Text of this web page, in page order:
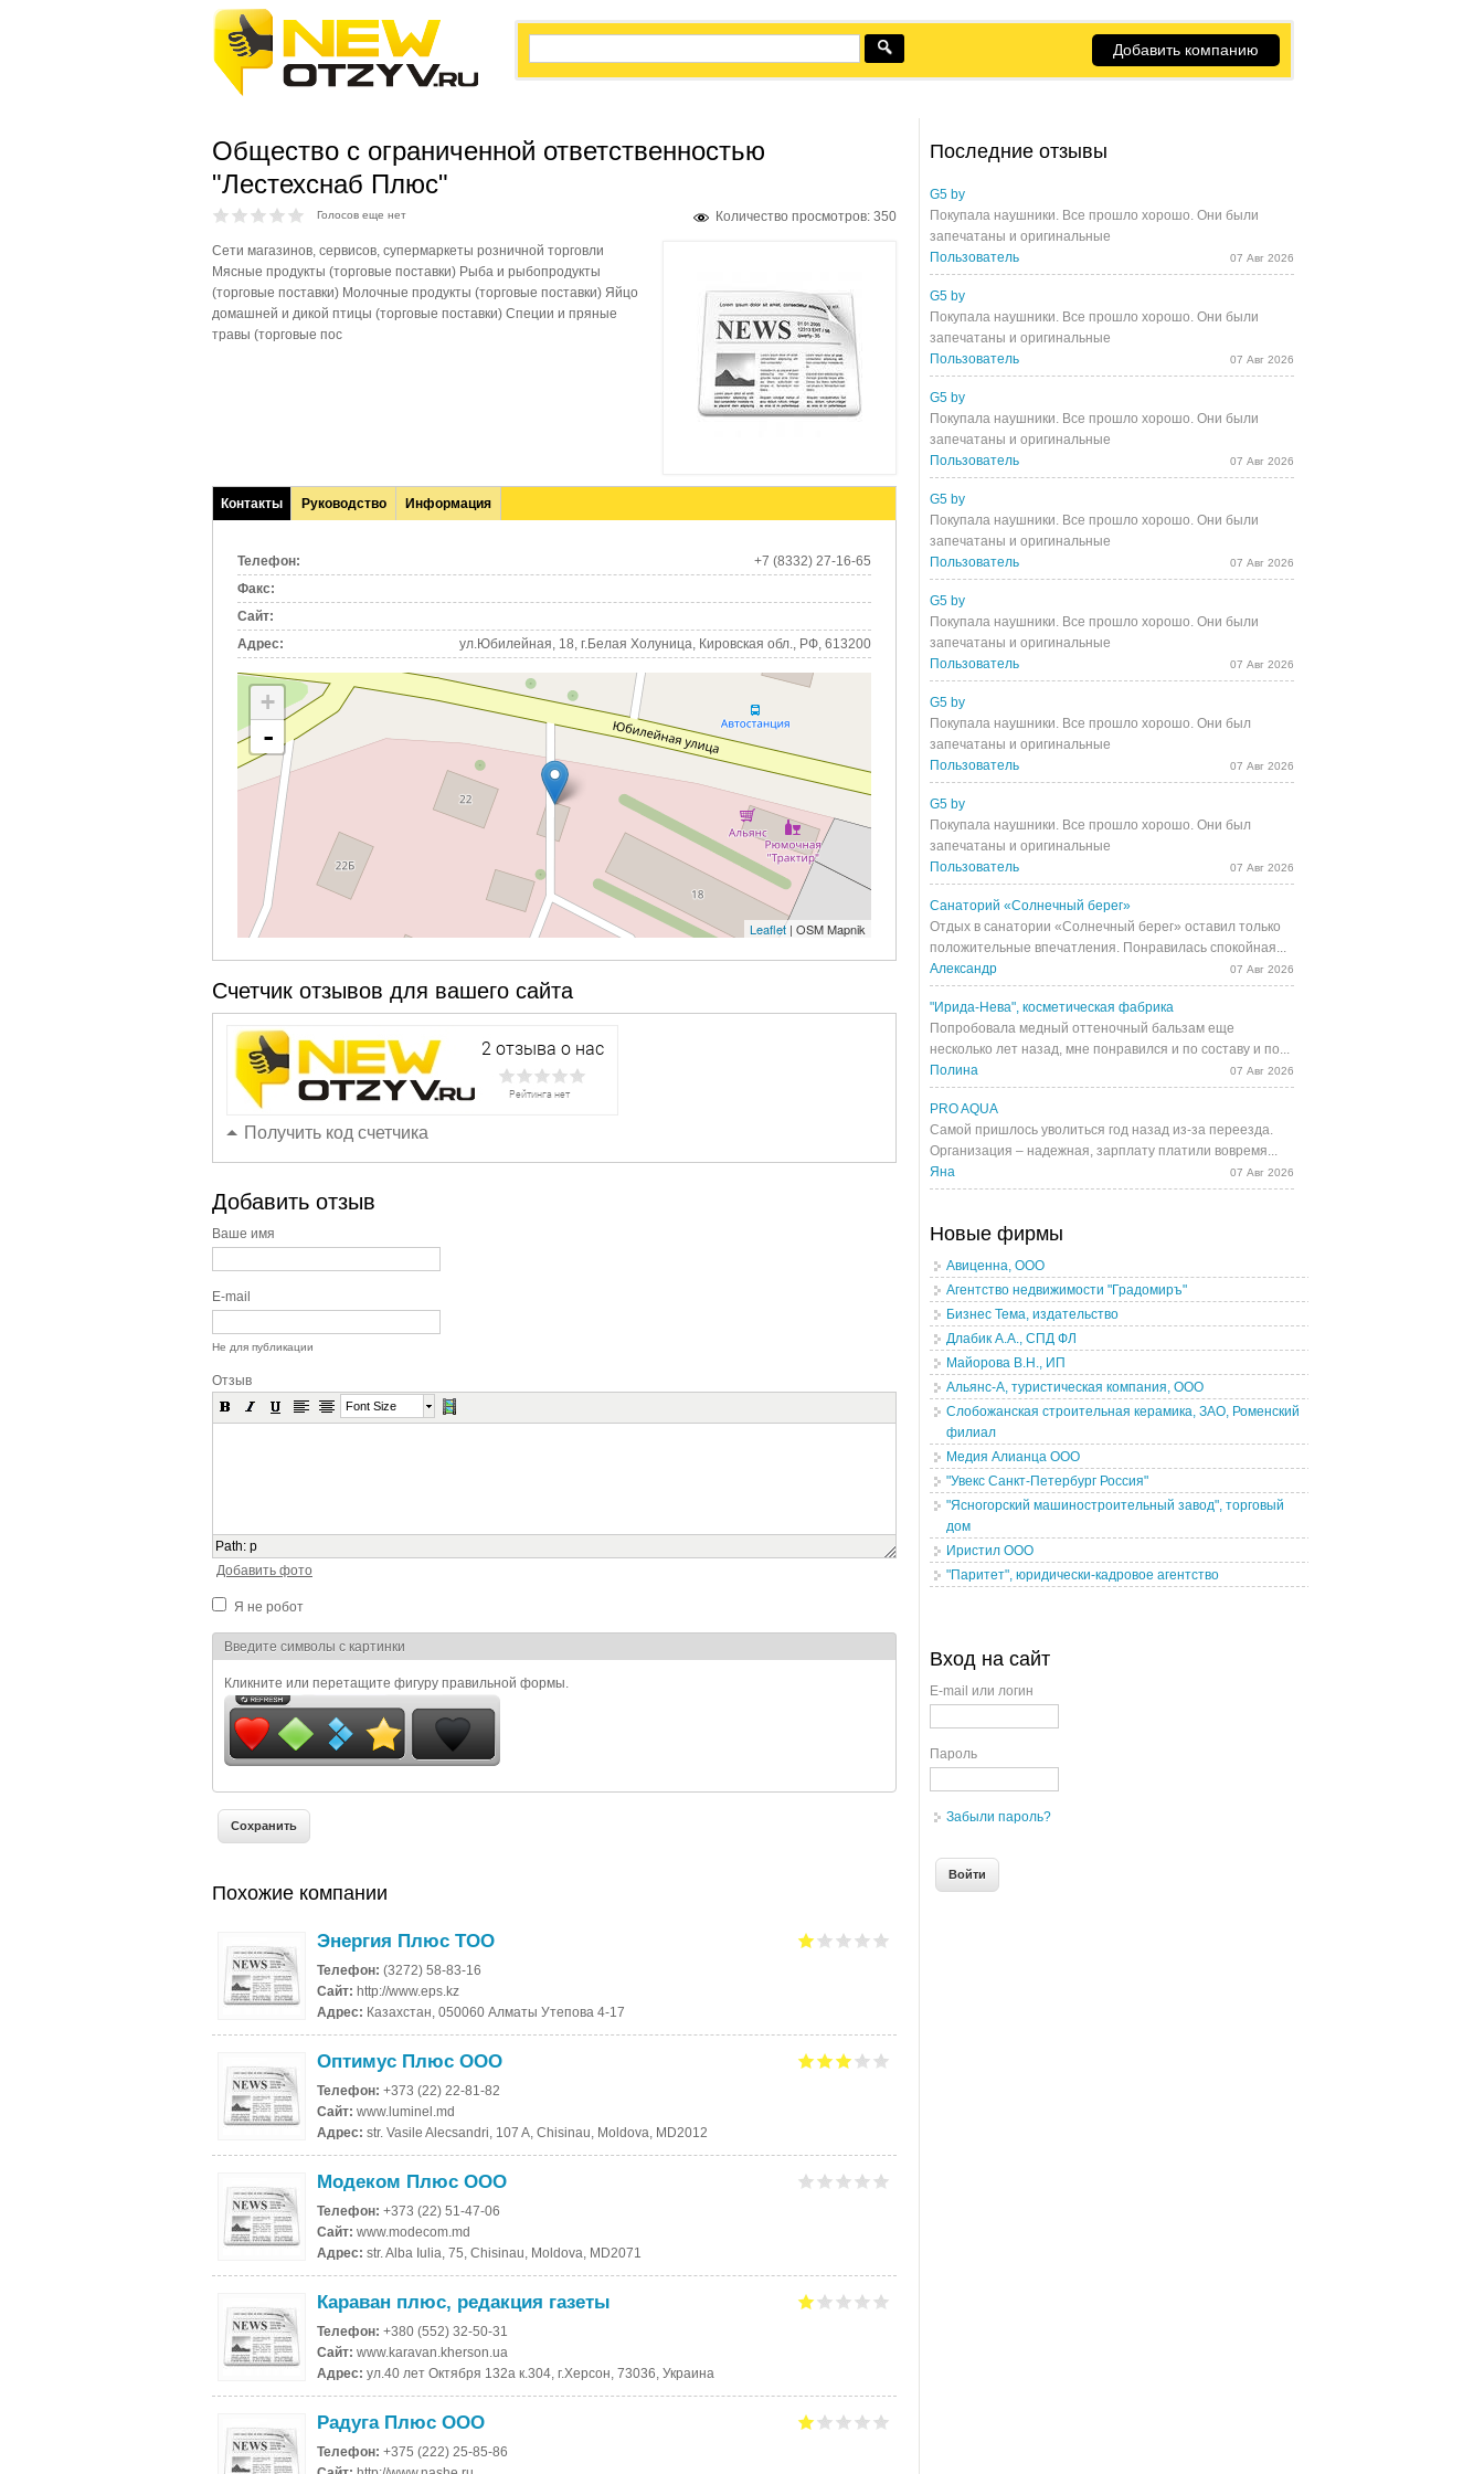
Добавить компанию
Общество с ограниченной ответственностью
"Лестехснаб Плюс"
Количество просмотров: 350
Голосов еще нет
Сети магазинов, сервисов, супермаркеты розничной торговли
Мясные продукты (торговые поставки) Рыба и рыбопродукты
(торговые поставки) Молочные продукты (торговые поставки) Яйцо
домашней и дикой птицы (торговые поставки) Специи и пряные
травы (торговые пос
Контакты
(активная
Руководство Информация
Телефон:
+7 (8332) 27-16-65
Факс:
Сайт:
Адрес:
ул.Юбилейная, 18, г.Белая Холуница, Кировская обл., РФ, 613200
+
-
Leaflet| OSM Mapnik
Счетчик отзывов для вашего сайта
Получить код счетчика
Добавить отзыв
Ваше имя
E-mail
Не для публикации
Отзыв
Font Size
Path: p
Добавить фото
Я не робот
Я спамер
Введите символы с картинки
Кликните или перетащите фигуру правильной формы.
Похожие компании
Энергия Плюс ТОО
Телефон: (3272) 58-83-16
Сайт: http://www.eps.kz
Адрес: Казахстан, 050060 Алматы Утепова 4-17
Оптимус Плюс ООО
Телефон: +373 (22) 22-81-82
Сайт: www.luminel.md
Адрес: str. Vasile Alecsandri, 107 A, Chisinau, Moldova, MD2012
Модеком Плюс ООО
Телефон: +373 (22) 51-47-06
Сайт: www.modecom.md
Адрес: str. Alba Iulia, 75, Chisinau, Moldova, MD2071
Караван плюс, редакция газеты
Телефон: +380 (552) 32-50-31
Сайт: www.karavan.kherson.ua
Адрес: ул.40 лет Октября 132а к.304, г.Херсон, 73036, Украина
Радуга Плюс ООО
Телефон: +375 (222) 25-85-86
Последние отзывы
G5 by
Покупала наушники. Все прошло хорошо. Они были
запечатаны и оригинальные
Пользователь
07 Авг 2026
G5 by
Покупала наушники. Все прошло хорошо. Они были
запечатаны и оригинальные
Пользователь
07 Авг 2026
G5 by
Покупала наушники. Все прошло хорошо. Они были
запечатаны и оригинальные
Пользователь
07 Авг 2026
G5 by
Покупала наушники. Все прошло хорошо. Они были
запечатаны и оригинальные
Пользователь
07 Авг 2026
G5 by
Покупала наушники. Все прошло хорошо. Они были
запечатаны и оригинальные
Пользователь
07 Авг 2026
G5 by
Покупала наушники. Все прошло хорошо. Они был
запечатаны и оригинальные
Пользователь
07 Авг 2026
G5 by
Покупала наушники. Все прошло хорошо. Они был
запечатаны и оригинальные
Пользователь
07 Авг 2026
Санаторий «Солнечный берег»
Отдых в санатории «Солнечный берег» оставил только
положительные впечатления. Понравилась спокойная...
Александр
07 Авг 2026
"Ирида-Нева", косметическая фабрика
Попробовала медный оттеночный бальзам еще
несколько лет назад, мне понравился и по составу и по...
Полина
07 Авг 2026
PRO AQUA
Самой пришлось уволиться год назад из-за переезда.
Организация – надежная, зарплату платили вовремя...
Яна
07 Авг 2026
Новые фирмы
Авиценна, ООО
Агентство недвижимости "Градомиръ"
Бизнес Тема, издательство
Длабик А.А., СПД ФЛ
Майорова В.Н., ИП
Альянс-А, туристическая компания, ООО
Слобожанская строительная керамика, ЗАО, Роменский
филиал
Медия Алианца ООО
"Увекс Санкт-Петербург Россия"
"Ясногорский машиностроительный завод", торговый
дом
Иристил ООО
"Паритет", юридически-кадровое агентство
Вход на сайт
E-mail или логин
Пароль
Забыли пароль?